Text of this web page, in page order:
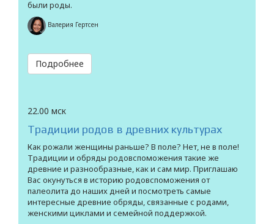
были роды.
Валерия Гертсен
Подробнее
22.00 мск
Традиции родов в древних культурах
Как рожали женщины раньше? В поле? Нет, не в поле!
Традиции и обряды родовспоможения такие же
древние и разнообразные, как и сам мир. Приглашаю
Вас окунуться в историю родовспоможения от
палеолита до наших дней и посмотреть самые
интересные древние обряды, связанные с родами,
женскими циклами и семейной поддержкой.